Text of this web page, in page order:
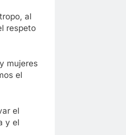
al
respeto
mujeres
el
el
y el